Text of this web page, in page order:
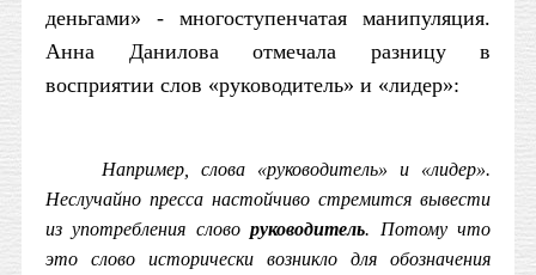
деньгами» - многоступенчатая манипуляция.
Анна Данилова отмечала разницу в
восприятии слов «руководитель» и «лидер»:
Например, слова «руководитель» и «лидер».
Неслучайно пресса настойчиво стремится вывести
из употребления словоруководитель. Потому что
это слово исторически возникло для обозначения